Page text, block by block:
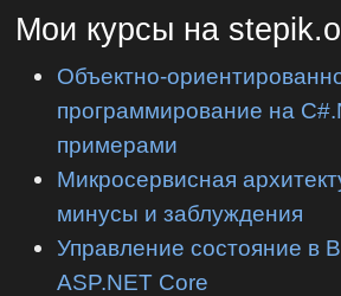
Мои курсы на
Объектно-
программирование на
примерами
Микросервисная
минусы и заблуждения
Управление состояние в
ASP.NET Core